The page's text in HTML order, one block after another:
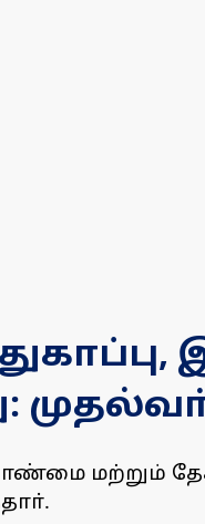
மற்றும்